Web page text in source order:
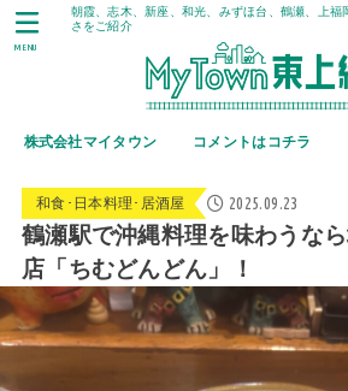
朝霞、志木、新座、和光、みずほ台、鶴瀬、上福
さをご紹介
株式会社マイタウン コメントはコチラ
MENU
和食･日本料理･居酒屋 2025.09.23
鶴瀬駅で沖縄料理を味わうな
店「ちむどんどん」！